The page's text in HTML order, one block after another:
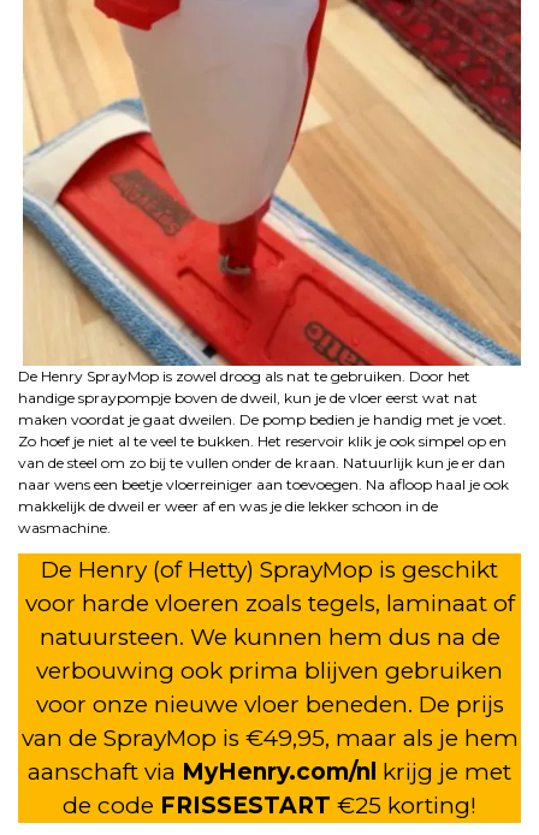
De Henry SprayMop is zowel droog als nat te gebruiken. Door het
handige spraypompje boven de dweil, kun je de vloer eerst wat nat
maken voordat je gaat dweilen. De pomp bedien je handig met je voet.
Zo hoef je niet al te veel te bukken. Het reservoir klik je ook simpel op en
van de steel om zo bij te vullen onder de kraan. Natuurlijk kun je er dan
naar wens een beetje vloerreiniger aan toevoegen. Na afloop haal je ook
makkelijk de dweil er weer af en was je die lekker schoon in de
wasmachine.
De Henry (of Hetty) SprayMop is geschikt
voor harde vloeren zoals tegels, laminaat of
natuursteen. We kunnen hem dus na de
verbouwing ook prima blijven gebruiken
voor onze nieuwe vloer beneden. De prijs
van de SprayMop is €49,95, maar als je hem
aanschaft via MyHenry.com/nl krijg je met
de code FRISSESTART €25 korting!